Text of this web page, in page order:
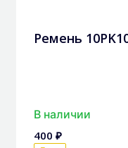
Ремень
В наличии
400 ₽